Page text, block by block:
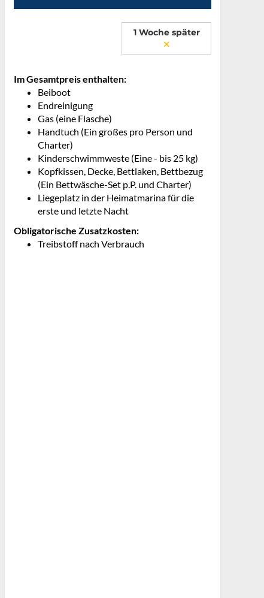
1 Woche später
Im Gesamtpreis enthalten:
Beiboot
Endreinigung
Gas (eine Flasche)
Handtuch (Ein großes pro Person und
Charter)
Kinderschwimmweste (Eine - bis 25 kg)
Kopfkissen, Decke, Bettlaken, Bettbezug
(Ein Bettwäsche-Set p.P. und Charter)
Liegeplatz in der Heimatmarina für die
erste und letzte Nacht
Obligatorische Zusatzkosten:
Treibstoff nach Verbrauch